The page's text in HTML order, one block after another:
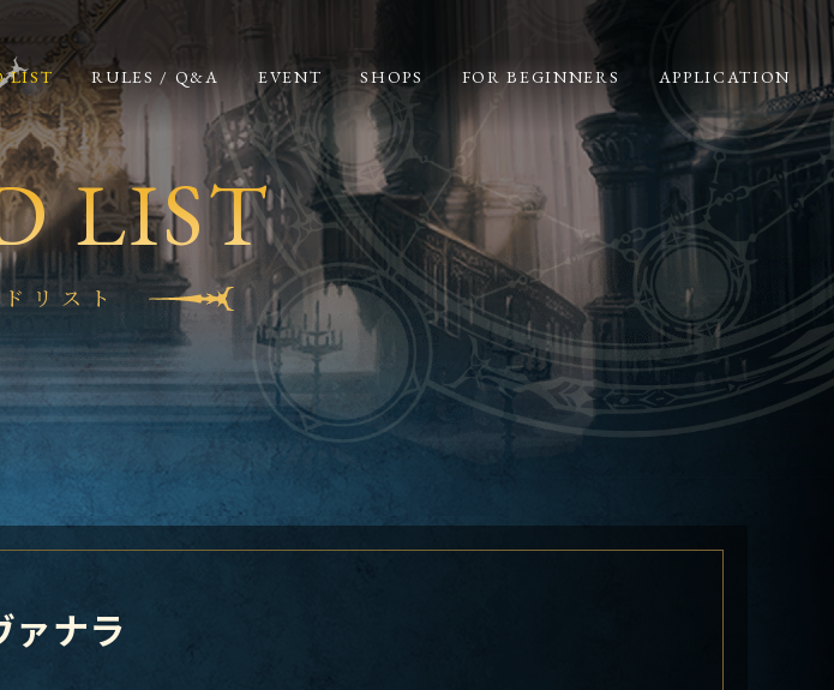
LIST RULES / Q&A EVENT SHOPS FOR BEGINNERS APPLICATION
LIST
リスト
ァナラ